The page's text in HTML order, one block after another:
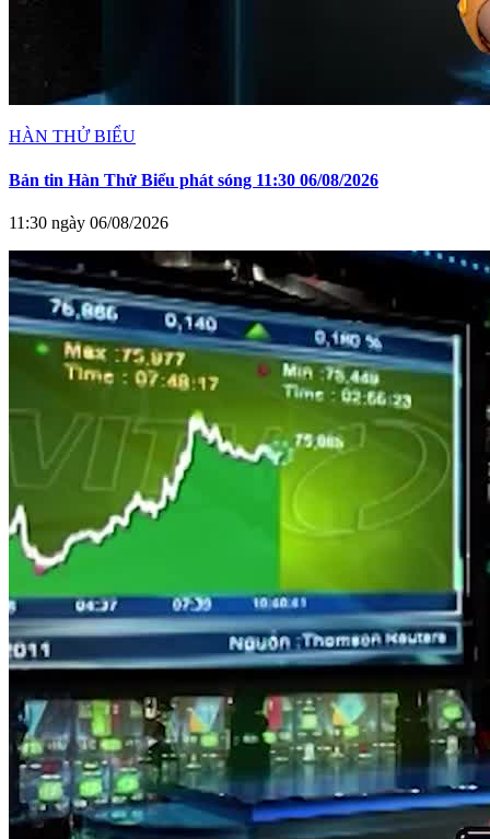
HÀN THỬ BIỂU
Bản tin Hàn Thử Biểu phát sóng 11:30 06/08/2026
11:30 ngày 06/08/2026